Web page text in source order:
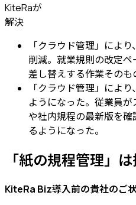
KiteRaが
解決
「クラウド管理」によ
削減。就業規則の改定ペ
差し替えする作業そのも
「クラウド管理」によ
ようになった。従業員
や社内規程の最新版を
るようになった。
「紙の規程管理」
KiteRa Biz導入前の貴社のご